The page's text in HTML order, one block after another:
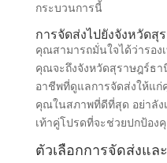
กระบวนการนี้
การจัดส่งไปยังจังหวัดสุ
คุณสามารถมั่นใจได้ว่ารอง
คุณจะถึงจังหวัดสุราษฎร์ธา
อาชีพที่ดูแลการจัดส่งให้แก่
คุณในสภาพที่ดีที่สุด อย่าลัง
เท้าคู่โปรดที่จะช่วยปกป้อง
ตัวเลือกการจัดส่งแล